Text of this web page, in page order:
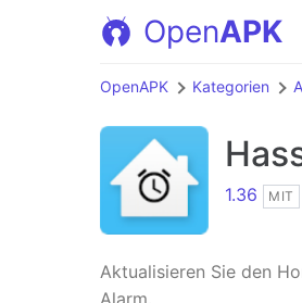
OpenAPK
OpenAPK Kategorien
1.36 MIT
Aktualisieren Sie den
Alarm.